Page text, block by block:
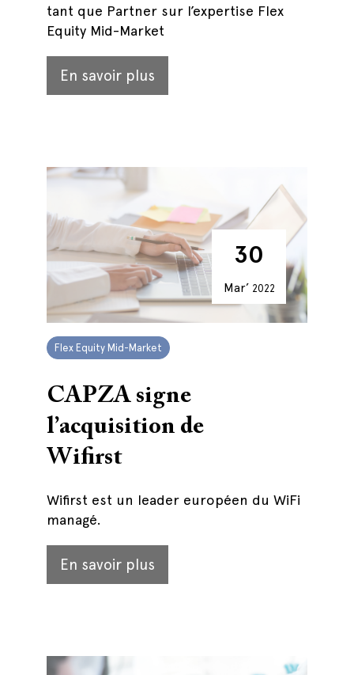
tant que Partner sur l’expertise Flex
Equity Mid-Market
En savoir plus
30
Mar’ 2022
Flex Equity Mid-Market
CAPZA signe
l’acquisition de
Wifirst
Wifirst est un leader européen du WiFi
managé.
En savoir plus